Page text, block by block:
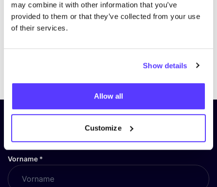
may combine it with other information that you’ve
provided to them or that they’ve collected from your use
of their services.
Show details
Allow all
Customize
PreviousNext
Abonniere unseren Newsletter
und bleibe auf dem Laufenden!
Vorname *